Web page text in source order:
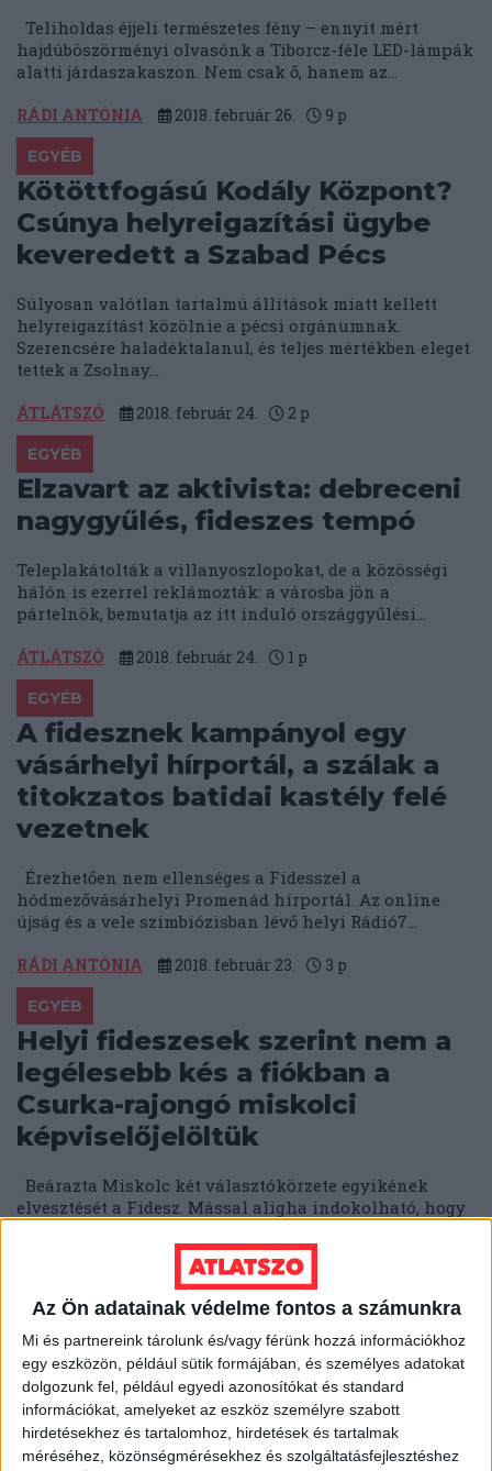
Az Ön adatainak védelme fontos a számunkra
Mi és partnereink tárolunk és/vagy férünk hozzá információkhoz
egy eszközön, például sütik formájában, és személyes adatokat
dolgozunk fel, például egyedi azonosítókat és standard
információkat, amelyeket az eszköz személyre szabott
hirdetésekhez és tartalomhoz, hirdetések és tartalmak
méréséhez, közönségmérésekhez és szolgáltatásfejlesztéshez
Teliholdas éjjeli természetes fény – ennyit mért
hajdúböszörményi olvasónk a Tiborcz-féle LED-lámpák
alatti járdaszakaszon. Nem csak ő, hanem az...
RÁDI ANTÓNIA 2018. február 26. 9 p
EGYÉB
Kötöttfogású Kodály Központ?
Csúnya helyreigazítási ügybe
keveredett a Szabad Pécs
Súlyosan valótlan tartalmú állítások miatt kellett
helyreigazítást közölnie a pécsi orgánumnak.
Szerencsére haladéktalanul, és teljes mértékben eleget
tettek a Zsolnay...
ÁTLÁTSZÓ 2018. február 24. 2 p
EGYÉB
Elzavart az aktivista: debreceni
nagygyűlés, fideszes tempó
Teleplakátolták a villanyoszlopokat, de a közösségi
hálón is ezerrel reklámozták: a városba jön a
pártelnök, bemutatja az itt induló országgyűlési...
ÁTLÁTSZÓ 2018. február 24. 1 p
EGYÉB
A fidesznek kampányol egy
vásárhelyi hírportál, a szálak a
titokzatos batidai kastély felé
vezetnek
Érezhetően nem ellenséges a Fidesszel a
hódmezővásárhelyi Promenád hírportál. Az online
újság és a vele szimbiózisban lévő helyi Rádió7...
RÁDI ANTÓNIA 2018. február 23. 3 p
EGYÉB
Helyi fideszesek szerint nem a
legélesebb kés a fiókban a
Csurka-rajongó miskolci
képviselőjelöltük
Beárazta Miskolc két választókörzete egyikének
elvesztését a Fidesz. Mással aligha indokolható, hogy
rajongó önkormányzati...
ÁTLÁTSZÓ 2018. február 22. 2p
EGYÉB
Térképre tettük az Elios-ügyben
érintett településeket -
országszerte